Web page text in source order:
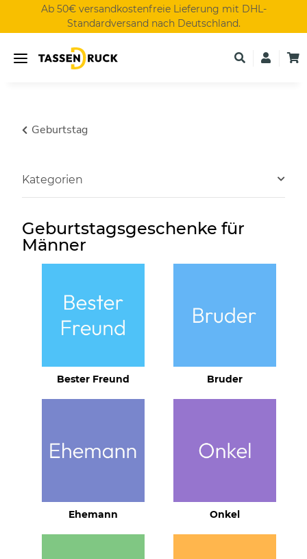
Ab 50€ versandkostenfreie Lieferung mit DHL-
Standardversand nach Deutschland.
Geburtstag
Geburtstagsgeschenke für
Männer
Bester Freund Bruder
Ehemann Onkel
Kategorien